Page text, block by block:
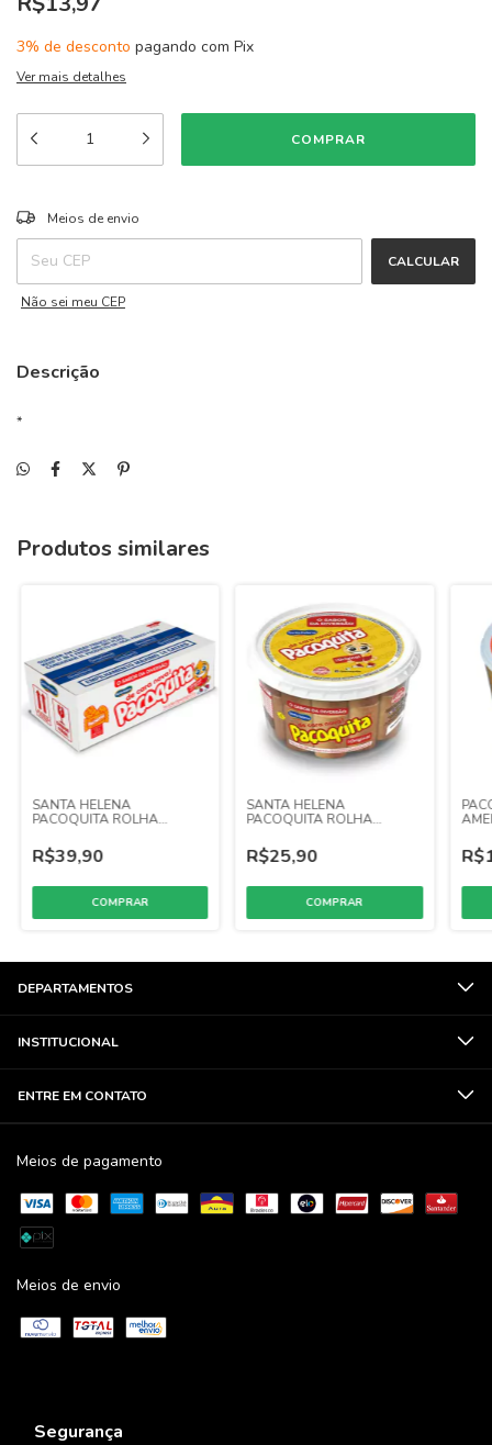
3% de desconto pagando com Pix
Ver mais detalhes
Entregas para o CEP:
Meios de envio
CALCULAR
Não sei meu CEP
Descrição
*
Produtos similares
SANTA HELENA
PACOQUITA ROLHA
UNID
R$39,90
SANTA HELENA
PACOQUITA ROLHA
UNID
R$25,90
DEPARTAMENTOS
INSTITUCIONAL
ENTRE EM CONTATO
Meios de pagamento
Meios de envio
Segurança